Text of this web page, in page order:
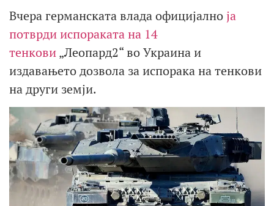
Вчера германската влада официјално ја
потврди испораката на 14
тенкови„Леопард2“ во Украина и
издавањето дозвола за испорака на тенкови
на други земји.